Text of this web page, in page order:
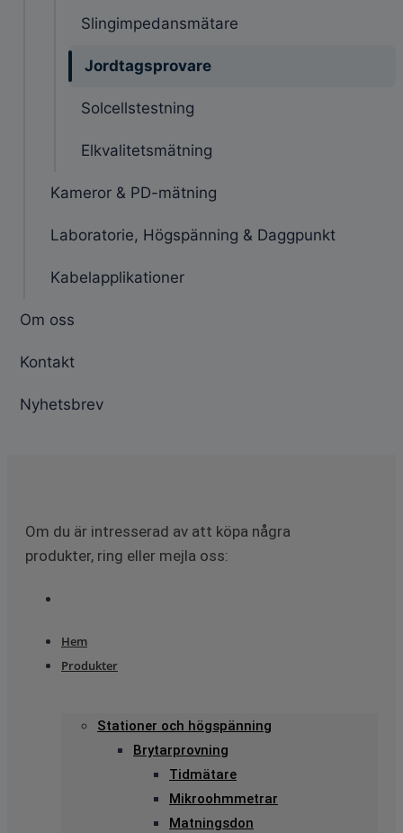
Slingimpedansmätare
Jordtagsprovare
Solcellstestning
Elkvalitetsmätning
Kameror & PD-mätning
Laboratorie, Högspänning & Daggpunkt
Kabelapplikationer
Om oss
Kontakt
Nyhetsbrev
Om du är intresserad av att köpa några
produkter, ring eller mejla oss:
Hem
Produkter
Stationer och högspänning
Brytarprovning
Tidmätare
Mikroohmmetrar
Matningsdon